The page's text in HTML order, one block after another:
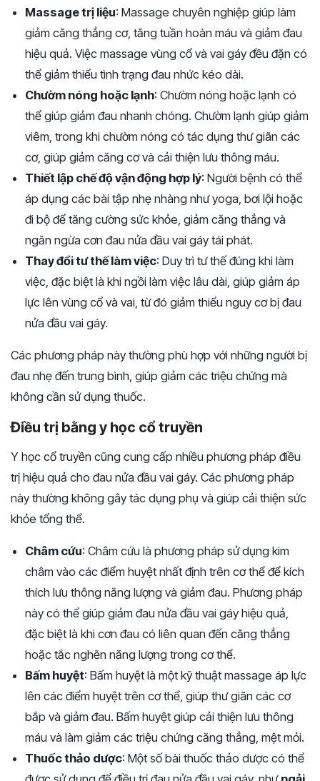
Massage trị liệu: Massage chuyên nghiệp giúp làm
giảm căng thẳng cơ, tăng tuần hoàn máu và giảm đau
hiệu quả. Việc massage vùng cổ và vai gáy đều đặn có
thể giảm thiểu tình trạng đau nhức kéo dài.
Chườm nóng hoặc lạnh: Chườm nóng hoặc lạnh có
thể giúp giảm đau nhanh chóng. Chườm lạnh giúp giảm
viêm, trong khi chườm nóng có tác dụng thư giãn các
cơ, giúp giảm căng cơ và cải thiện lưu thông máu.
Thiết lập chế độ vận động hợp lý: Người bệnh có thể
áp dụng các bài tập nhẹ nhàng như yoga, bơi lội hoặc
đi bộ để tăng cường sức khỏe, giảm căng thẳng và
ngăn ngừa cơn đau nửa đầu vai gáy tái phát.
Thay đổi tư thế làm việc: Duy trì tư thế đúng khi làm
việc, đặc biệt là khi ngồi làm việc lâu dài, giúp giảm áp
lực lên vùng cổ và vai, từ đó giảm thiểu nguy cơ bị đau
nửa đầu vai gáy.
Các phương pháp này thường phù hợp với những người bị
đau nhẹ đến trung bình, giúp giảm các triệu chứng mà
không cần sử dụng thuốc.
Điều trị bằng y học cổ truyền
Y học cổ truyền cũng cung cấp nhiều phương pháp điều
trị hiệu quả cho đau nửa đầu vai gáy. Các phương pháp
này thường không gây tác dụng phụ và giúp cải thiện sức
khỏe tổng thể.
Châm cứu: Châm cứu là phương pháp sử dụng kim
châm vào các điểm huyệt nhất định trên cơ thể để kích
thích lưu thông năng lượng và giảm đau. Phương pháp
này có thể giúp giảm đau nửa đầu vai gáy hiệu quả,
đặc biệt là khi cơn đau có liên quan đến căng thẳng
hoặc tắc nghẽn năng lượng trong cơ thể.
Bấm huyệt: Bấm huyệt là một kỹ thuật massage áp lực
lên các điểm huyệt trên cơ thể, giúp thư giãn các cơ
bắp và giảm đau. Bấm huyệt giúp cải thiện lưu thông
máu và làm giảm các triệu chứng căng thẳng, mệt mỏi.
Thuốc thảo dược: Một số bài thuốc thảo dược có thể